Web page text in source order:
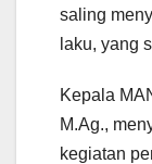
saling
laku, yang
Kepala
M.Ag.,
kegiatan